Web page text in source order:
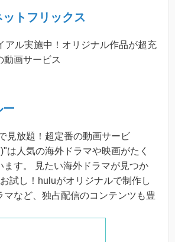
トフリックス
アル実施中！オリジナル作品が超充
動画サービス
見放題！超定番の動画サービ
は人気の海外ドラマや映画がたく
ます。 見たい海外ドラマが見つか
試し！huluがオリジナルで制作し
マなど、独占配信のコンテンツも豊